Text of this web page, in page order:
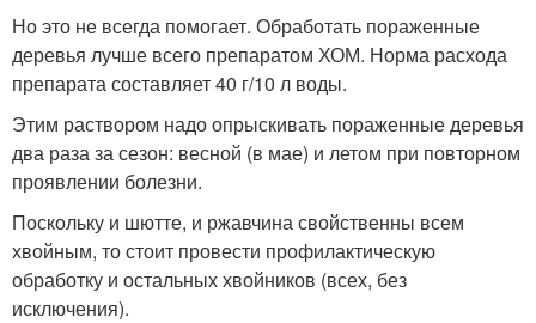
Но это не всегда помогает. Обработать пораженные
деревья лучше всего препаратом ХОМ. Норма расхода
препарата составляет 40 г/10 л воды.
Этим раствором надо опрыскивать пораженные деревья
два раза за сезон: весной (в мае) и летом при повторном
проявлении болезни.
Поскольку и шютте, и ржавчина свойственны всем
хвойным, то стоит провести профилактическую
обработку и остальных хвойников (всех, без
исключения).